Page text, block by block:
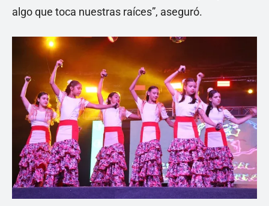
algo que toca nuestras raíces”, aseguró.